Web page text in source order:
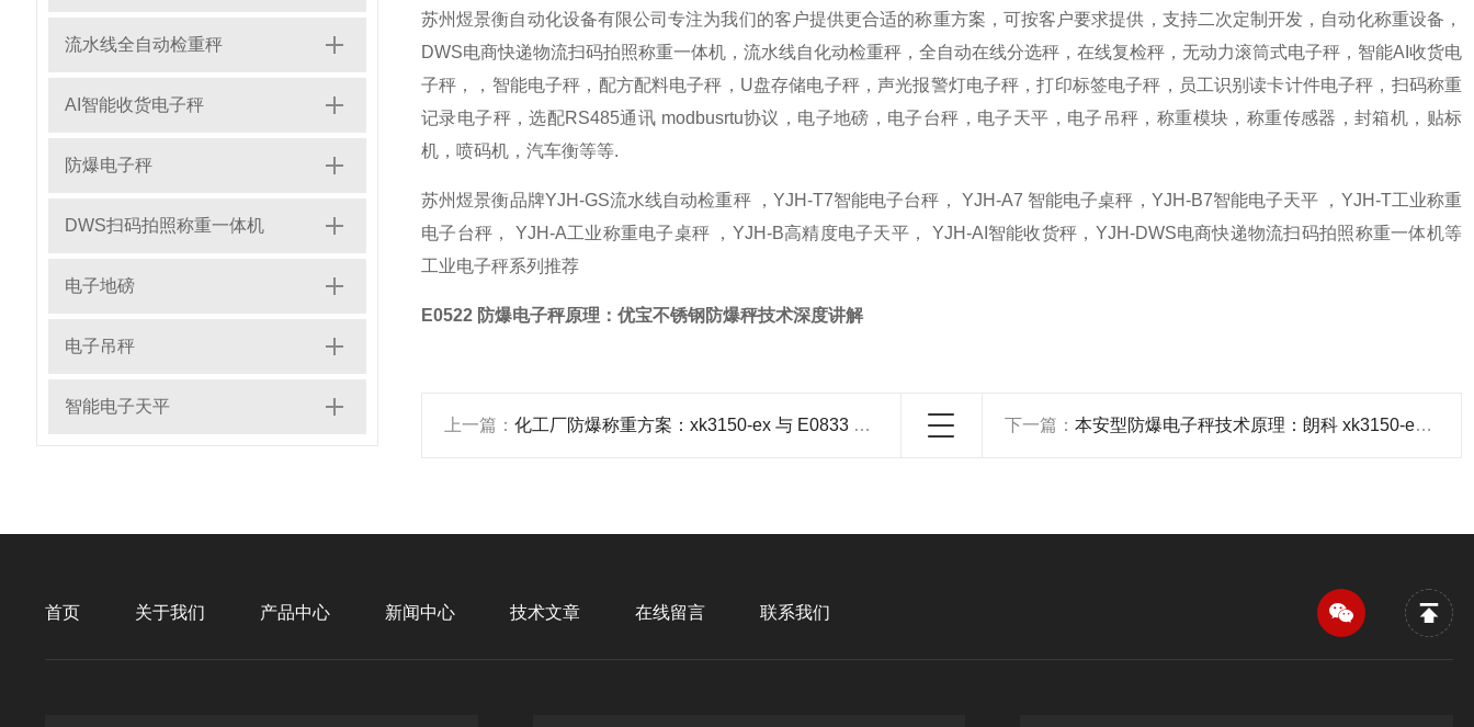
流水线全自动检重秤
AI智能收货电子秤
防爆电子秤
DWS扫码拍照称重一体机
电子地磅
电子吊秤
智能电子天平
苏州煜景衡自动化设备有限公司专注为我们的客户提供更合适的称重方案，可按客户要求提供，支持二次定制开发，自动化称重设备，
DWS电商快递物流扫码拍照称重一体机，流水线自化动检重秤，全自动在线分选秤，在线复检秤，无动力滚筒式电子秤，智能AI收货电
子秤，，智能电子秤，配方配料电子秤，U盘存储电子秤，声光报警灯电子秤，打印标签电子秤，员工识别读卡计件电子秤，扫码称重
记录电子秤，选配RS485通讯 modbusrtu协议，电子地磅，电子台秤，电子天平，电子吊秤，称重模块，称重传感器，封箱机，贴标
机，喷码机，汽车衡等等.
苏州煜景衡品牌YJH-GS流水线自动检重秤 ，YJH-T7智能电子台秤， YJH-A7 智能电子桌秤，YJH-B7智能电子天平 ，YJH-T工业称重
电子台秤， YJH-A工业称重电子桌秤 ，YJH-B高精度电子天平， YJH-AI智能收货秤，YJH-DWS电商快递物流扫码拍照称重一体机等
工业电子秤系列推荐
E0522 防爆电子秤原理：优宝不锈钢防爆秤技术深度讲解
上一篇： 化工厂防爆称重方案：xk3150-ex 与 E0833 防爆秤技术应用 下一篇：本安型防爆电子秤技术原理：朗科 xk3150-ex 防爆核心解析
首页 关于我们 产品中心 新闻中心 技术文章 在线留言 联系我们